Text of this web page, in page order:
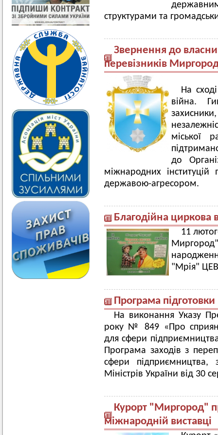
структурами та
Звернення до
перевізників
На
війна.
міської
до
міжнародних інституцій
державою-агресором.
Благодійна циркова
11
Миргород"
"Мрія"
Програма
На виконання Указу
року № 849 «Про
для сфери
Програма заходів з
сфери підприємництва,
Міністрів України від 30
Курорт "Миргород"
міжнародній виставці